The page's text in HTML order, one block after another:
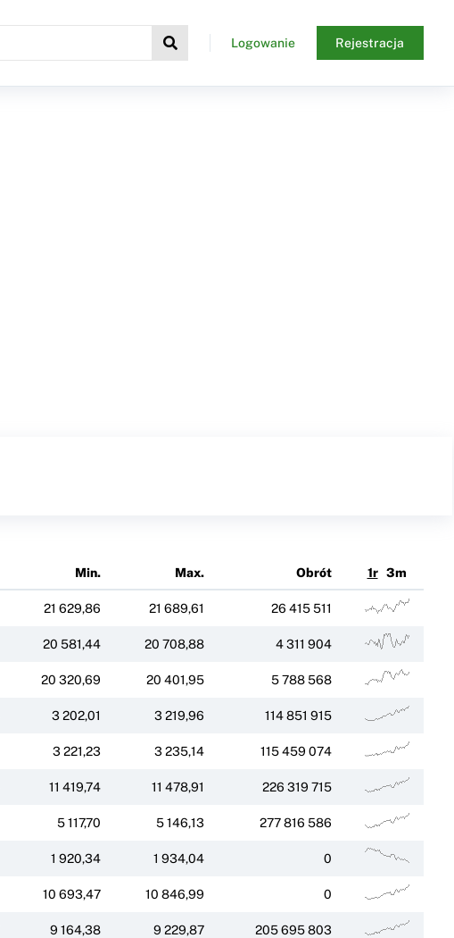
Logowanie Rejestracja
Min. Max. Obrót 1r 3m
21 629,86 21 689,61 26 415 511
20 581,44 20 708,88 4 311 904
20 320,69 20 401,95 5 788 568
3 202,01 3 219,96 114 851 915
3 221,23 3 235,14 115 459 074
11 419,74 11 478,91 226 319 715
5 117,70 5 146,13 277 816 586
1 920,34 1 934,04 0
10 693,47 10 846,99 0
9 164,38 9 229,87 205 695 803